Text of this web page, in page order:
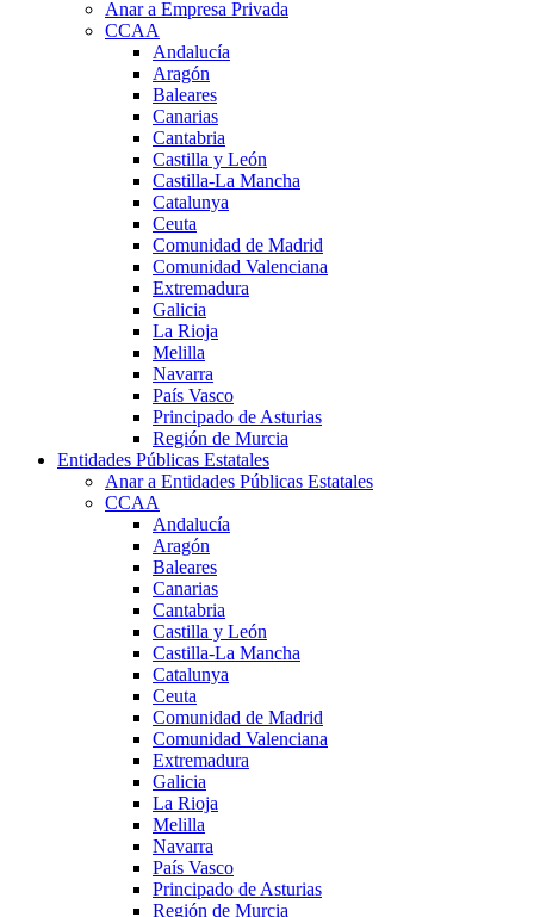
Anar a Empresa Privada
CCAA
Andalucía
Aragón
Baleares
Canarias
Cantabria
Castilla y León
Castilla-La Mancha
Catalunya
Ceuta
Comunidad de Madrid
Comunidad Valenciana
Extremadura
Galicia
La Rioja
Melilla
Navarra
País Vasco
Principado de Asturias
Región de Murcia
Entidades Públicas Estatales
Anar a Entidades Públicas Estatales
CCAA
Andalucía
Aragón
Baleares
Canarias
Cantabria
Castilla y León
Castilla-La Mancha
Catalunya
Ceuta
Comunidad de Madrid
Comunidad Valenciana
Extremadura
Galicia
La Rioja
Melilla
Navarra
País Vasco
Principado de Asturias
Región de Murcia